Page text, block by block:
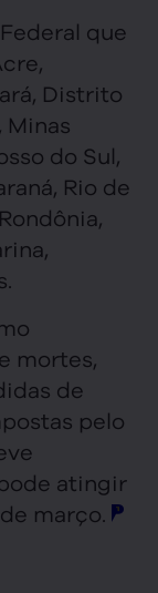
que
Distrito
Minas
do Sul,
Rio de
mortes,
de
pelo
atingir
março.